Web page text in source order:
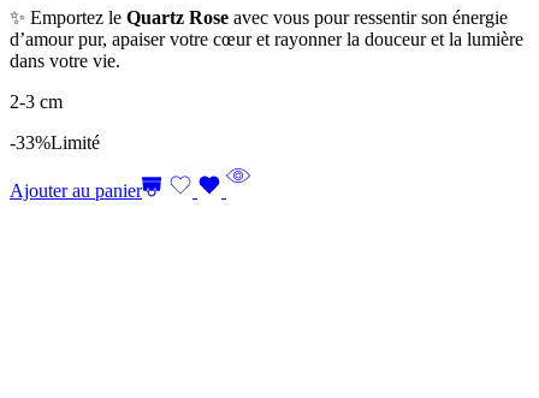
✨ Emportez le Quartz Rose avec vous pour ressentir son énergie
d’amour pur, apaiser votre cœur et rayonner la douceur et la lumière
dans votre vie.
2-3 cm
-33%Limité
Ajouter au panier